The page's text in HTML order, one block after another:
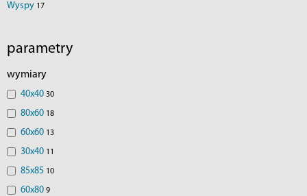
Wyspy 17
parametry
wymiary
40x40 30
80x60 18
60x60 13
30x40 11
85x85 10
60x80 9